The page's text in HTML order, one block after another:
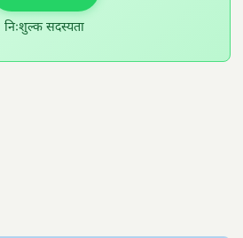
निःशुल्क सदस्यता